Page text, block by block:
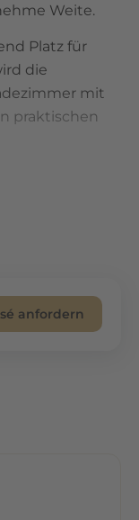
Weite.
Platz für
die
mit
praktischen
nach außen
zwischen
die
Ferien-
glasklaren
anfordern